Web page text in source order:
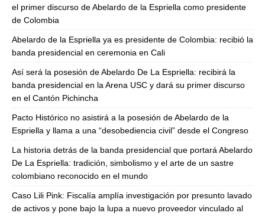
el primer discurso de Abelardo de la Espriella como presidente
de Colombia
Abelardo de la Espriella ya es presidente de Colombia: recibió la
banda presidencial en ceremonia en Cali
Así será la posesión de Abelardo De La Espriella: recibirá la
banda presidencial en la Arena USC y dará su primer discurso
en el Cantón Pichincha
Pacto Histórico no asistirá a la posesión de Abelardo de la
Espriella y llama a una “desobediencia civil” desde el Congreso
La historia detrás de la banda presidencial que portará Abelardo
De La Espriella: tradición, simbolismo y el arte de un sastre
colombiano reconocido en el mundo
Caso Lili Pink: Fiscalía amplía investigación por presunto lavado
de activos y pone bajo la lupa a nuevo proveedor vinculado al